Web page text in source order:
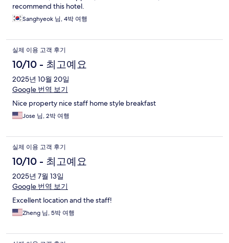
recommend this hotel.
Sanghyeok 님, 4박 여행
실제 이용 고객 후기
10/10 - 최고예요
2025년 10월 20일
Google 번역 보기
Nice property nice staff home style breakfast
Jose 님, 2박 여행
실제 이용 고객 후기
10/10 - 최고예요
2025년 7월 13일
Google 번역 보기
Excellent location and the staff!
Zheng 님, 5박 여행